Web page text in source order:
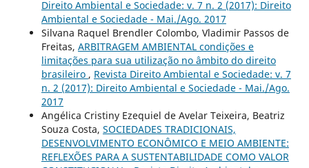
Direito Ambiental e Sociedade: v. 7 n. 2 (2017): Direito
Ambiental e Sociedade - Mai./Ago. 2017
Silvana Raquel Brendler Colombo, Vladimir Passos de
Freitas, ARBITRAGEM AMBIENTAL condições e
limitações para sua utilização no âmbito do direito
brasileiro , Revista Direito Ambiental e Sociedade: v. 7
n. 2 (2017): Direito Ambiental e Sociedade - Mai./Ago.
2017
Angélica Cristiny Ezequiel de Avelar Teixeira, Beatriz
Souza Costa, SOCIEDADES TRADICIONAIS,
DESENVOLVIMENTO ECONÔMICO E MEIO AMBIENTE:
REFLEXÕES PARA A SUSTENTABILIDADE COMO VALOR